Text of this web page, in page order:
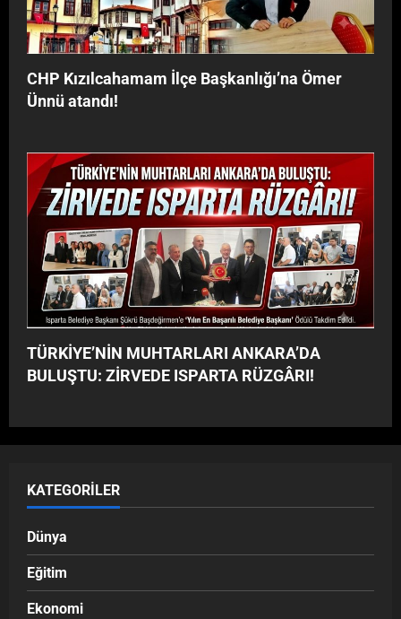
y
o
r
G
Â
R
CHP Kızılcahamam İlçe Başkanlığı’na Ömer
Ünnü atandı!
TÜRKİYE’NİN MUHTARLARI ANKARA’DA
BULUŞTU: ZİRVEDE ISPARTA RÜZGÂRI!
KATEGORILER
Dünya
Eğitim
Ekonomi